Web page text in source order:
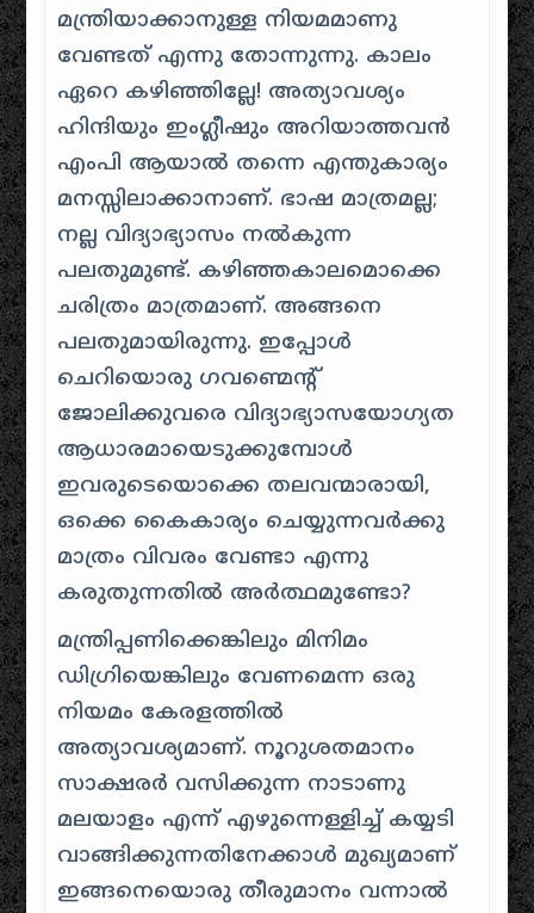
മന്ത്രിയാക്കാനുള്ള നിയമമാണു
വേണ്ടത് എന്നു തോന്നുന്നു. കാലം
ഏറെ കഴിഞ്ഞില്ലേ! അത്യാവശ്യം
ഹിന്ദിയും ഇംഗ്ലീഷും അറിയാത്തവൻ
എം‌പി ആയാൽ തന്നെ എന്തുകാര്യം
മനസ്സിലാക്കാനാണ്. ഭാഷ മാത്രമല്ല;
നല്ല വിദ്യാഭ്യാസം നൽകുന്ന
പലതുമുണ്ട്. കഴിഞ്ഞകാലമൊക്കെ
ചരിത്രം മാത്രമാണ്. അങ്ങനെ
പലതുമായിരുന്നു. ഇപ്പോൾ
ചെറിയൊരു ഗവണ്മെന്റ്
ജോലിക്കുവരെ വിദ്യാഭ്യാസയോഗ്യത
ആധാരമായെടുക്കുമ്പോൾ
ഇവരുടെയൊക്കെ തലവന്മാരായി,
ഒക്കെ കൈകാര്യം ചെയ്യുന്നവർക്കു
മാത്രം വിവരം വേണ്ടാ എന്നു
കരുതുന്നതിൽ അർത്ഥമുണ്ടോ?
മന്ത്രിപ്പണിക്കെങ്കിലും മിനിമം
ഡിഗ്രിയെങ്കിലും വേണമെന്ന ഒരു
നിയമം കേരളത്തിൽ
അത്യാവശ്യമാണ്. നൂറുശതമാനം
സാക്ഷരർ വസിക്കുന്ന നാടാണു
മലയാളം എന്ന് എഴുന്നെള്ളിച്ച് കയ്യടി
വാങ്ങിക്കുന്നതിനേക്കാൾ മുഖ്യമാണ്
ഇങ്ങനെയൊരു തീരുമാനം വന്നാൽ